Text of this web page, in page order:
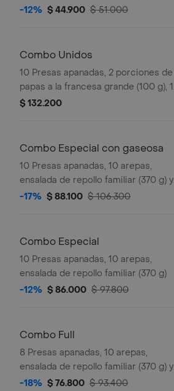
mediana (60 g und) y 2 gaseosas (325
-12% $ 44.900 $ 51.000
Combo Unidos
10 Presas apanadas, 2 porciones de
papas a la francesa grande (100 g), 1
porción de yuca stick (10 und),
$ 132.200
Combo Especial con gaseosa
10 Presas apanadas, 10 arepas,
ensalada de repollo familiar (370 g) y
gaseosa (1.5 litros)
-17% $ 88.100 $ 106.300
Combo Especial
10 Presas apanadas, 10 arepas,
ensalada de repollo familiar (370 g)
-12% $ 86.000 $ 97.800
Combo Full
8 Presas apanadas, 10 arepas,
ensalada de repollo familiar (370 g) y
gaseosa (1.5 litros)
-18% $ 76.800 $ 93.400